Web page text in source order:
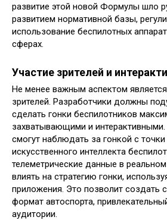
развитие этой новой Формулы шло
развитием нормативной базы,
использование беспилотных
сферах.
Участие зрителей и
Не менее важным аспектом
зрителей. Разработчики должны
сделать гонки беспилотников
захватывающими и
смогут наблюдать за гонкой с точки
искусственного интеллекта
телеметрические данные в
влиять на стратегию гонки,
приложения. Это позволит создать
формат автоспорта,
аудитории.